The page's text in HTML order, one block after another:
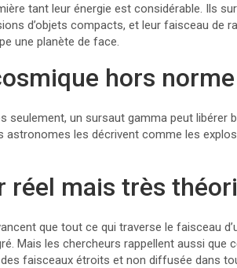
tant leur énergie est considérable. Ils
d’objets compacts, et leur faisceau de
une planète de face.
hors norme
seulement, un sursaut gamma peut libérer
astronomes les décrivent comme les
réel mais très
que tout ce qui traverse le faisceau
Mais les chercheurs rappellent aussi que
faisceaux étroits et non diffusée dans